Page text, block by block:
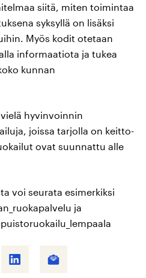
siitä, miten toimintaa
syksyllä on lisäksi
Myös kodit otetaan
informaatiota ja tukea
kunnan
hyvinvoinnin
joissa tarjolla on keitto-
ovat suunnattu alle
voi seurata esimerkiksi
ja